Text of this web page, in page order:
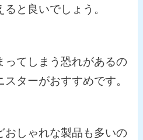
と良いでしょう。
ってしまう恐れがあるの
ターがおすすめです。
おしゃれな製品も多いの